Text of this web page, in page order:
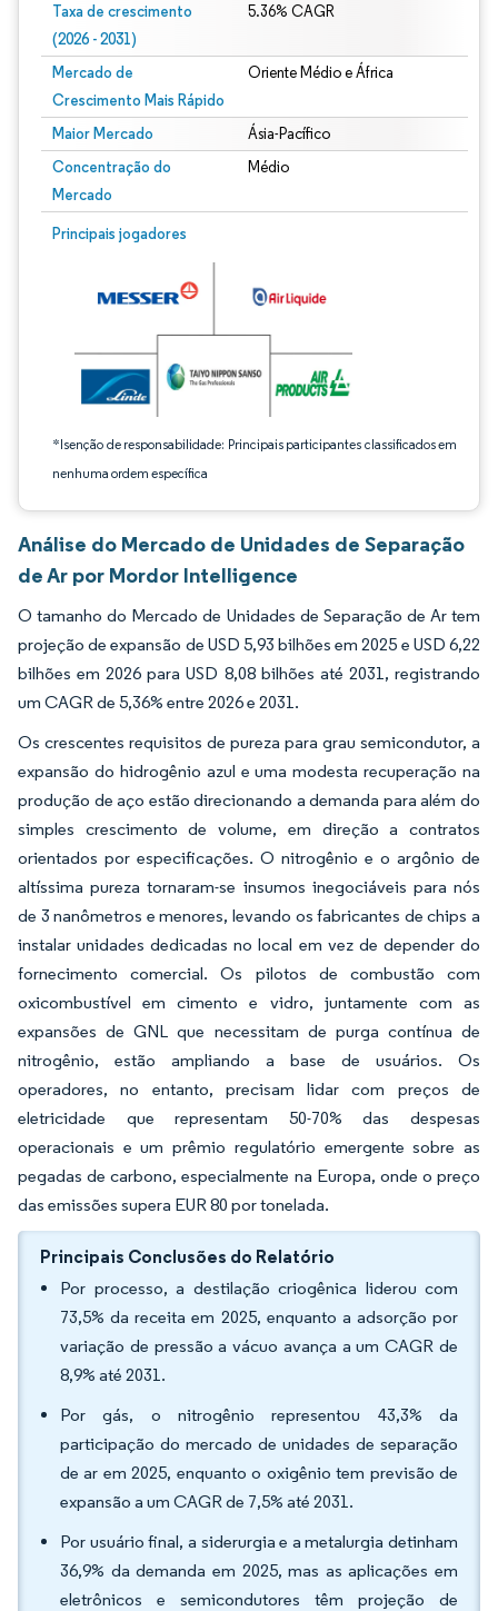
Taxa de crescimento
(2026 - 2031)
5.36% CAGR
Mercado de
Crescimento Mais Rápido
Oriente Médio e África
Maior Mercado Ásia-Pacífico
Concentração do
Mercado
Médio
Principais jogadores
*Isenção de responsabilidade: Principais participantes classificados em
nenhuma ordem específica
Imagem © Mordor Intelligence. O reuso requer atribuição conforme CC BY 4.0.
Análise do Mercado de Unidades de Separação
de Ar por Mordor Intelligence
O tamanho do Mercado de Unidades de Separação de Ar tem
projeção de expansão de USD 5,93 bilhões em 2025 e USD 6,22
bilhões em 2026 para USD 8,08 bilhões até 2031, registrando
um CAGR de 5,36% entre 2026 e 2031.
Os crescentes requisitos de pureza para grau semicondutor, a
expansão do hidrogênio azul e uma modesta recuperação na
produção de aço estão direcionando a demanda para além do
simples crescimento de volume, em direção a contratos
orientados por especificações. O nitrogênio e o argônio de
altíssima pureza tornaram-se insumos inegociáveis para nós
de 3 nanômetros e menores, levando os fabricantes de chips a
instalar unidades dedicadas no local em vez de depender do
fornecimento comercial. Os pilotos de combustão com
oxicombustível em cimento e vidro, juntamente com as
expansões de GNL que necessitam de purga contínua de
nitrogênio, estão ampliando a base de usuários. Os
operadores, no entanto, precisam lidar com preços de
eletricidade que representam 50-70% das despesas
operacionais e um prêmio regulatório emergente sobre as
pegadas de carbono, especialmente na Europa, onde o preço
das emissões supera EUR 80 por tonelada.
Principais Conclusões do Relatório
Por processo, a destilação criogênica liderou com
73,5% da receita em 2025, enquanto a adsorção por
variação de pressão a vácuo avança a um CAGR de
8,9% até 2031.
Por gás, o nitrogênio representou 43,3% da
participação do mercado de unidades de separação
de ar em 2025, enquanto o oxigênio tem previsão de
expansão a um CAGR de 7,5% até 2031.
Por usuário final, a siderurgia e a metalurgia detinham
36,9% da demanda em 2025, mas as aplicações em
eletrônicos e semicondutores têm projeção de